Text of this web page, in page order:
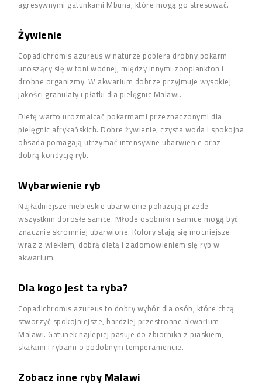
agresywnymi gatunkami Mbuna, które mogą go stresować.
Żywienie
Copadichromis azureus w naturze pobiera drobny pokarm
unoszący się w toni wodnej, między innymi zooplankton i
drobne organizmy. W akwarium dobrze przyjmuje wysokiej
jakości granulaty i płatki dla pielęgnic Malawi.
Dietę warto urozmaicać pokarmami przeznaczonymi dla
pielęgnic afrykańskich. Dobre żywienie, czysta woda i spokojna
obsada pomagają utrzymać intensywne ubarwienie oraz
dobrą kondycję ryb.
Wybarwienie ryb
Najładniejsze niebieskie ubarwienie pokazują przede
wszystkim dorosłe samce. Młode osobniki i samice mogą być
znacznie skromniej ubarwione. Kolory stają się mocniejsze
wraz z wiekiem, dobrą dietą i zadomowieniem się ryb w
akwarium.
Dla kogo jest ta ryba?
Copadichromis azureus to dobry wybór dla osób, które chcą
stworzyć spokojniejsze, bardziej przestronne akwarium
Malawi. Gatunek najlepiej pasuje do zbiornika z piaskiem,
skałami i rybami o podobnym temperamencie.
Zobacz inne ryby Malawi